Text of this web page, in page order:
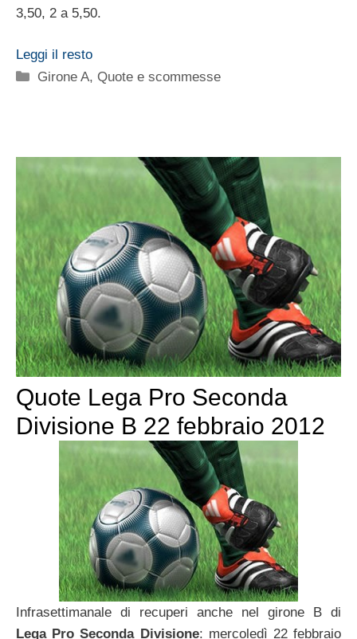
3,50, 2 a 5,50.
Leggi il resto
Categorie
Girone A,Quote e scommesse
Quote Lega Pro Seconda
Divisione B 22 febbraio 2012
Infrasettimanale di recuperi anche nel girone B di
Lega Pro Seconda Divisione: mercoledì 22 febbraio